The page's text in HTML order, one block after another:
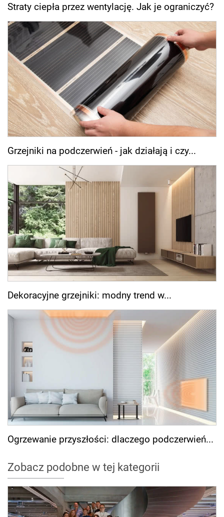
Straty ciepła przez wentylację. Jak je ograniczyć?
Grzejniki na podczerwień - jak działają i czy...
Dekoracyjne grzejniki: modny trend w...
Ogrzewanie przyszłości: dlaczego podczerwień...
Zobacz podobne w tej kategorii